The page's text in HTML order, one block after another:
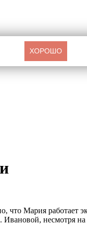
что Мария работает
Ивановой, несмотря
ХОРОШО